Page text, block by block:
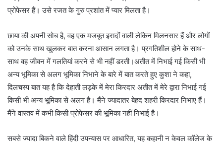
प्रोफेसर हैं। उसे रजत के गुरु प्रशांत में प्यार मिलता है।
छाया की अपनी सोच है, वह एक मजबूत इरादों वाली लेकिन मिलनसार हैं और लोगों
को उनके साथ खुलकर बात करना आसान लगता है। प्रगतिशील होने के साथ-
साथ वह जीवन में गलतियां करने से भी नहीं डरती।अतीत में निभाई गई किसी भी
अन्य भूमिका से अलग भूमिका निभाने के बारे में बात करते हुए कुशा ने कहा,
दिलचस्प बात यह है कि देहाती लड़के में मेरा किरदार अतीत में मेरे द्वारा निभाई गई
किसी भी अन्य भूमिका से अलग है। मैंने ज्यादातर बेहद शहरी किरदार निभाए हैं।
मैंने वास्तव में कभी किसी प्रोफेसर की भूमिका नहीं निभाई है।
सबसे ज्यादा बिकने वाले हिंदी उपन्यास पर आधारित, यह कहानी न केवल कॉलेज के